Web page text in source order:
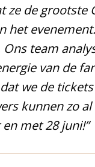
de grootste
het
team
van de
we de
kunnen zo
met 28 juni!”